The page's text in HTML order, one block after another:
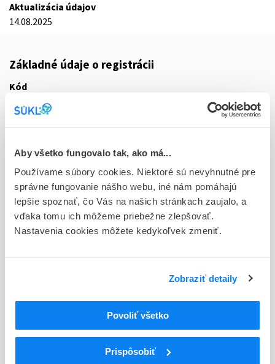
Aby všetko fungovalo tak, ako má...
Používame súbory cookies. Niektoré sú nevyhnutné pre
správne fungovanie nášho webu, iné nám pomáhajú
lepšie spoznať, čo Vás na našich stránkach zaujalo, a
vďaka tomu ich môžeme priebežne zlepšovať.
Nastavenia cookies môžete kedykoľvek zmeniť.
Zobraziť detaily
Povoliť všetko
Prispôsobiť
Aktualizácia údajov
14.08.2025
Základné údaje o registrácii
Kód
Registračné číslo
Doplnok
tbl flm 60x1x500 mg (blis.PVC/PE/PVDC/Al) - jednotk.bal.
Stav
R - Aktuálna registrácia
MSN Labs Europe Limited, Malta
Indikačná skupina